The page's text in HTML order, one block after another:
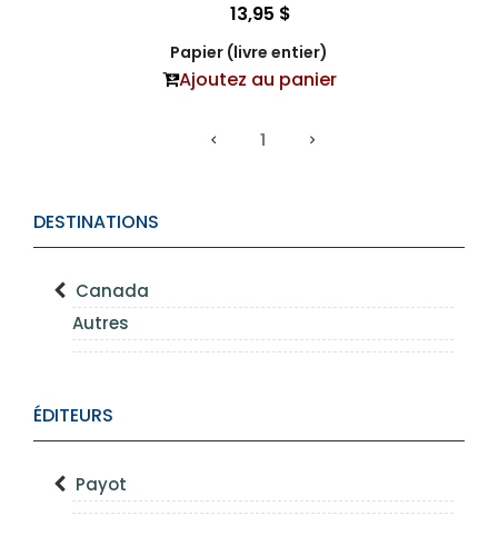
DESTINATIONS
Canada
Autres
ÉDITEURS
Payot
13,95 $
Papier (livre entier)
Ajoutez au panier
1